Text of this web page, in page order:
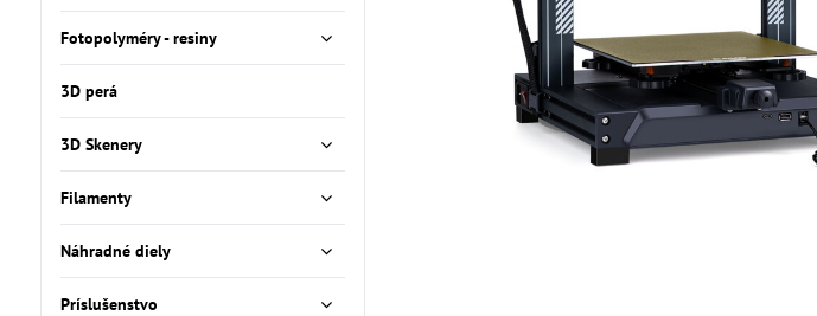
Fotopolyméry - resiny
3D perá
3D Skenery
Filamenty
Náhradné diely
Príslušenstvo